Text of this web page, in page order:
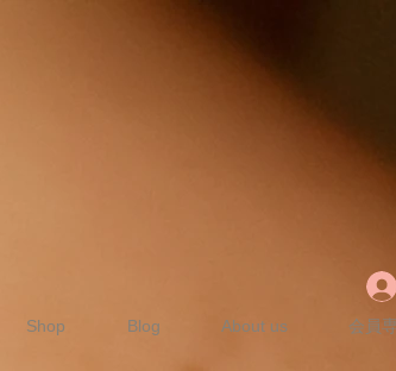
Shop Blog About us 会員